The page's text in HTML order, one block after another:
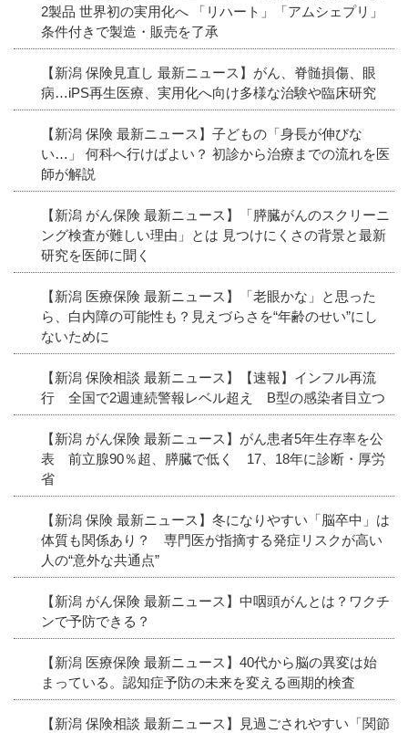
2製品 世界初の実用化へ 「リハート」「アムシェプリ」
条件付きで製造・販売を了承
【新潟 保険見直し 最新ニュース】がん、脊髄損傷、眼
病…iPS再生医療、実用化へ向け多様な治験や臨床研究
【新潟 保険 最新ニュース】子どもの「身長が伸びな
い…」 何科へ行けばよい？ 初診から治療までの流れを医
師が解説
【新潟 がん保険 最新ニュース】「膵臓がんのスクリーニ
ング検査が難しい理由」とは 見つけにくさの背景と最新
研究を医師に聞く
【新潟 医療保険 最新ニュース】「老眼かな」と思った
ら、白内障の可能性も？見えづらさを“年齢のせい”にし
ないために
【新潟 保険相談 最新ニュース】【速報】インフル再流
行 全国で2週連続警報レベル超え B型の感染者目立つ
【新潟 がん保険 最新ニュース】がん患者5年生存率を公
表 前立腺90％超、膵臓で低く 17、18年に診断・厚労
省
【新潟 保険 最新ニュース】冬になりやすい「脳卒中」は
体質も関係あり？ 専門医が指摘する発症リスクが高い
人の“意外な共通点”
【新潟 がん保険 最新ニュース】中咽頭がんとは？ワクチ
ンで予防できる？
【新潟 医療保険 最新ニュース】40代から脳の異変は始
まっている。認知症予防の未来を変える画期的検査
【新潟 保険相談 最新ニュース】見過ごされやすい「関節